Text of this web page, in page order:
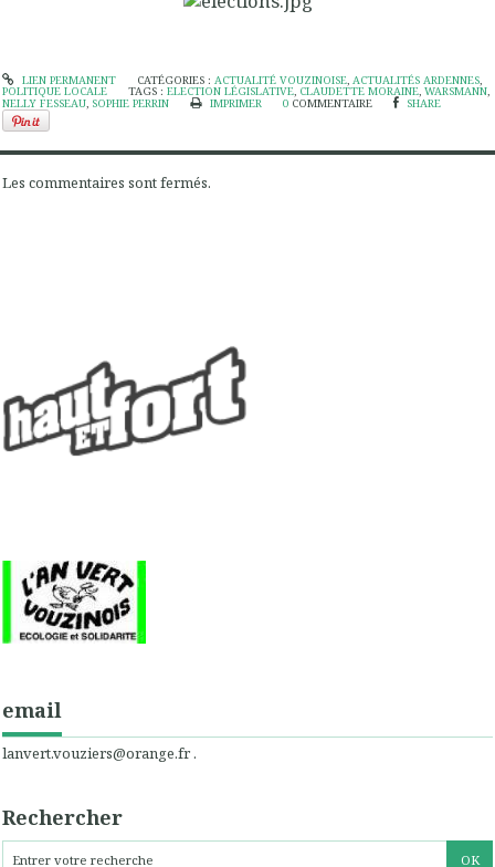
LIEN PERMANENT CATÉGORIES : ACTUALITÉ VOUZINOISE, ACTUALITÉS ARDENNES,
POLITIQUE LOCALE TAGS :ELECTION LÉGISLATIVE CLAUDETTE MORAINE ,WARSMANN
NELLY FESSEAU SOPHIE PERRIN IMPRIMER 0 COMMENTAIRE SHARE
Les commentaires sont fermés.
email
lanvert.vouziers@orange.fr .
Rechercher